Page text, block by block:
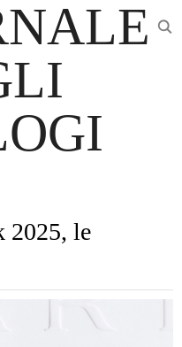
2025, le